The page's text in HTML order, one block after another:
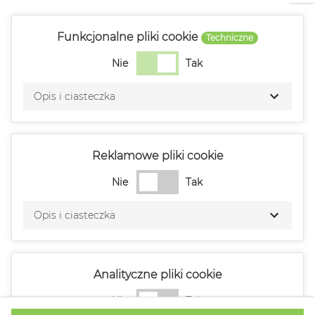
Funkcjonalne pliki cookie Techniczne
Nie Tak
Opis i ciasteczka
Reklamowe pliki cookie
Nie Tak
Opis i ciasteczka
Analityczne pliki cookie
Nie Tak